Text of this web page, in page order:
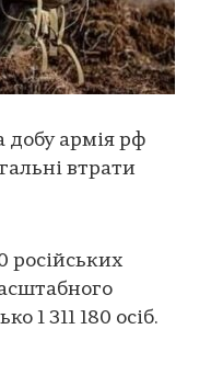
добу армія рф
втрати
російських
1 311 180 осіб.